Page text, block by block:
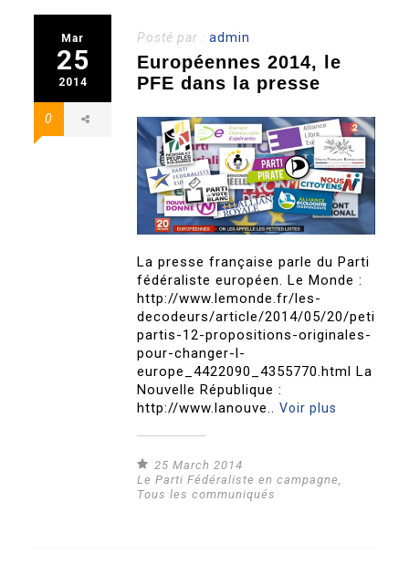
Mar
25
2014
0
Posté par :admin
Européennes 2014, le
PFE dans la presse
La presse française parle du Parti
fédéraliste européen. Le Monde :
http://www.lemonde.fr/les-
decodeurs/article/2014/05/20/petits-
partis-12-propositions-originales-
pour-changer-l-
europe_4422090_4355770.html La
Nouvelle République :
http://www.lanouve..Voir plus
25 March 2014
Le Parti Fédéraliste en campagne,
Tous les communiqués